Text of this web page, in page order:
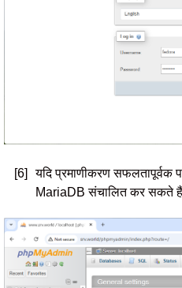
[6]
यदि प्रमाणीकरण सफलतापूर्वक
MariaDB संचालित कर सकते